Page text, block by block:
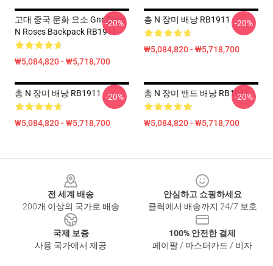
고대 중국 문화 요소 Gnr Guns
N Roses Backpack RB1911
₩5,084,820 - ₩5,718,700
-20% 총 N 장미 배낭 RB1911
₩5,084,820 - ₩5,718,700
-20%
총 N 장미 배낭 RB1911
₩5,084,820 - ₩5,718,700
-20% 총 N 장미 밴드 배낭 RB1911
₩5,084,820 - ₩5,718,700
-20%
전 세계 배송
200개 이상의 국가로 배송
안심하고 쇼핑하세요
클릭에서 배송까지 24/7 보호
국제 보증
사용 국가에서 제공
100% 안전한 결제
페이팔 / 마스터카드 / 비자